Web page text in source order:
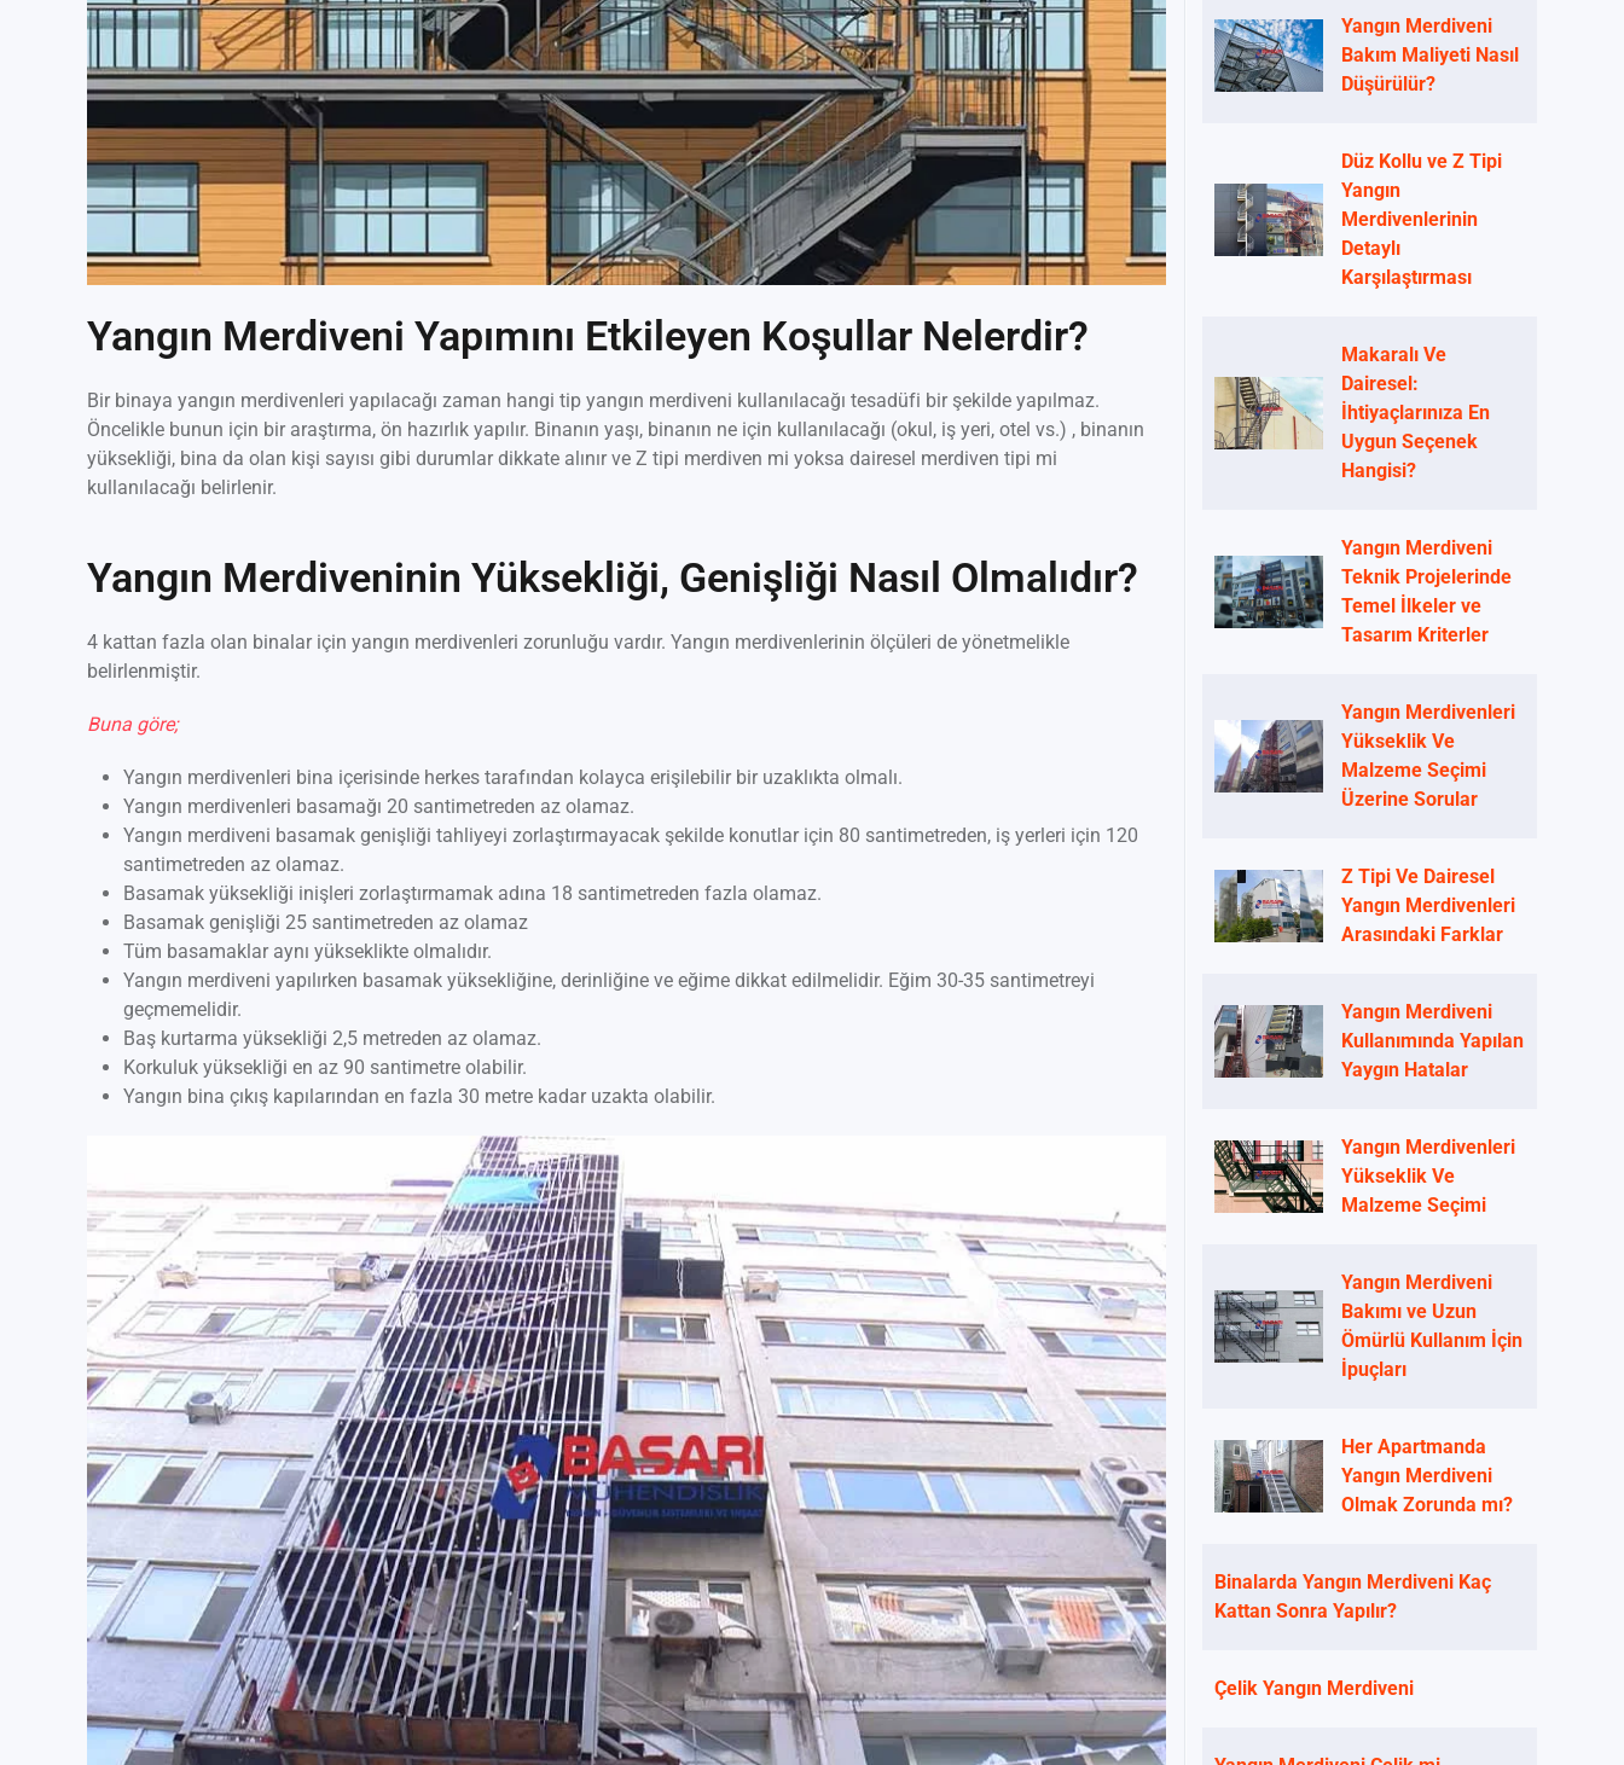
Yangın Merdiveni Yapımını Etkileyen Koşullar Nelerdir?
Bir binaya yangın merdivenleri yapılacağı zaman hangi tip yangın merdiveni kullanılacağı tesadüfi bir şekilde yapılmaz.
Öncelikle bunun için bir araştırma, ön hazırlık yapılır. Binanın yaşı, binanın ne için kullanılacağı (okul, iş yeri, otel vs.) , binanın
yüksekliği, bina da olan kişi sayısı gibi durumlar dikkate alınır ve Z tipi merdiven mi yoksa dairesel merdiven tipi mi
kullanılacağı belirlenir.
Yangın Merdiveninin Yüksekliği, Genişliği Nasıl Olmalıdır?
4 kattan fazla olan binalar için yangın merdivenleri zorunluğu vardır. Yangın merdivenlerinin ölçüleri de yönetmelikle
belirlenmiştir.
Buna göre;
Yangın merdivenleri bina içerisinde herkes tarafından kolayca erişilebilir bir uzaklıkta olmalı.
Yangın merdivenleri basamağı 20 santimetreden az olamaz.
Yangın merdiveni basamak genişliği tahliyeyi zorlaştırmayacak şekilde konutlar için 80 santimetreden, iş yerleri için 120
santimetreden az olamaz.
Basamak yüksekliği inişleri zorlaştırmamak adına 18 santimetreden fazla olamaz.
Basamak genişliği 25 santimetreden az olamaz
Tüm basamaklar aynı yükseklikte olmalıdır.
Yangın merdiveni yapılırken basamak yüksekliğine, derinliğine ve eğime dikkat edilmelidir. Eğim 30-35 santimetreyi
geçmemelidir.
Baş kurtarma yüksekliği 2,5 metreden az olamaz.
Korkuluk yüksekliği en az 90 santimetre olabilir.
Yangın bina çıkış kapılarından en fazla 30 metre kadar uzakta olabilir.
Yangın Merdiveni
Bakım Maliyeti Nasıl
Düşürülür?
Düz Kollu ve Z Tipi
Yangın
Merdivenlerinin
Detaylı
Karşılaştırması
Makaralı Ve
Dairesel:
İhtiyaçlarınıza En
Uygun Seçenek
Hangisi?
Yangın Merdiveni
Teknik Projelerinde
Temel İlkeler ve
Tasarım Kriterler
Yangın Merdivenleri
Yükseklik Ve
Malzeme Seçimi
Üzerine Sorular
Z Tipi Ve Dairesel
Yangın Merdivenleri
Arasındaki Farklar
Yangın Merdiveni
Kullanımında Yapılan
Yaygın Hatalar
Yangın Merdivenleri
Yükseklik Ve
Malzeme Seçimi
Yangın Merdiveni
Bakımı ve Uzun
Ömürlü Kullanım İçin
İpuçları
Her Apartmanda
Yangın Merdiveni
Olmak Zorunda mı?
Binalarda Yangın Merdiveni Kaç
Kattan Sonra Yapılır?
Çelik Yangın Merdiveni